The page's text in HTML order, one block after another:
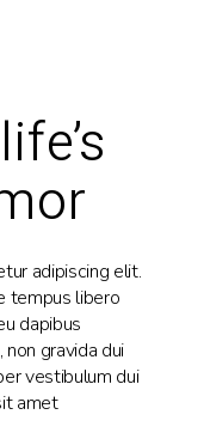
adipiscing elit.
tempus libero
dapibus
gravida dui
vestibulum dui
amet